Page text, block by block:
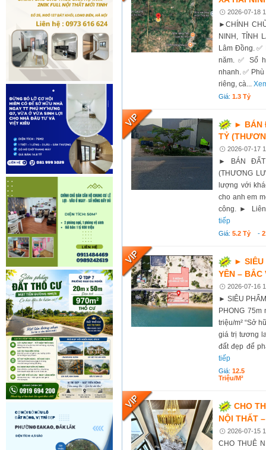
2026-07-18
►CHÍNH
NINH, TỈNH
Lâm Đồng. ✅
năm. ✅ Sổ
nhanh. ✅
riêng, cà...
Giá:1.3 Tỷ
► BÁN
TỶ
2026-07-17
► BÁN
(THƯƠNG
lượng với
cho anh em
công. ► Liên
tiếp
Giá:5.2 Tỷ -
► SIÊU
YÊN – BẮC
2026-07-16
► SIÊU
PHONG 75m
triệu/m² “Sở
giá trị tương
đất đẹp để
tiếp
Giá:12.5
Triệu/m²
CHO
NỘI THẤT
2026-07-15
CHO THUÊ